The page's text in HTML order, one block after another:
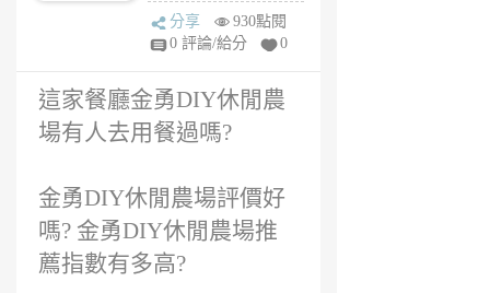
夫
司
年
前
分享
930點閱
0 評論/給分
0
這家餐廳金勇DIY休閒農
場有人去用餐過嗎?
金勇DIY休閒農場評價好
嗎? 金勇DIY休閒農場推
薦指數有多高?